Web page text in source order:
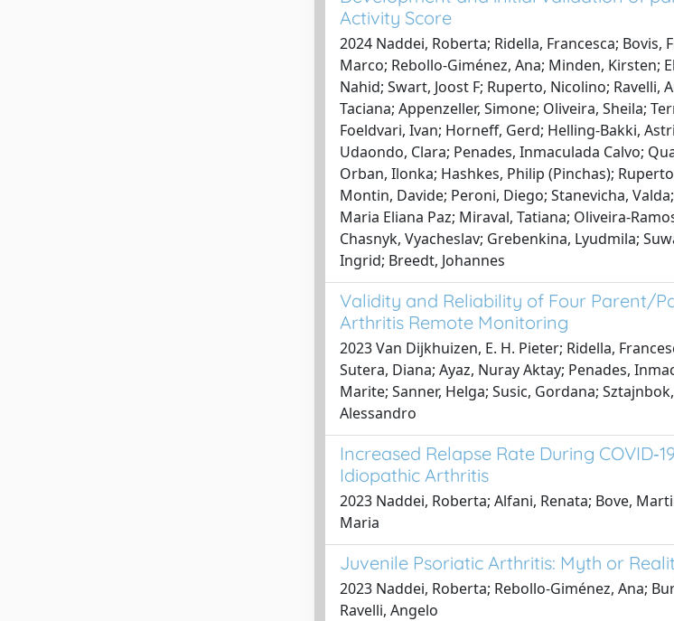
Activity Score
2024 Naddei, Roberta; Ridella, Francesca;
Marco; Rebollo-Giménez, Ana; Minden, Kirsten;
Nahid; Swart, Joost F; Ruperto, Nicolino; Ravelli,
Taciana; Appenzeller, Simone; Oliveira, Sheila;
Foeldvari, Ivan; Horneff, Gerd; Helling-Bakki,
Udaondo, Clara; Penades, Inmaculada Calvo;
Orban, Ilonka; Hashkes, Philip (Pinchas);
Montin, Davide; Peroni, Diego; Stanevicha,
Maria Eliana Paz; Miraval, Tatiana; Oliveira-
Chasnyk, Vyacheslav; Grebenkina, Lyudmila;
Ingrid; Breedt, Johannes
Validity and Reliability of Four Parent/
Arthritis Remote Monitoring
2023 Van Dijkhuizen, E. H. Pieter; Ridella,
Sutera, Diana; Ayaz, Nuray Aktay; Penades,
Marite; Sanner, Helga; Susic, Gordana;
Alessandro
Increased Relapse Rate During
Idiopathic Arthritis
2023 Naddei, Roberta; Alfani, Renata; Bove,
Maria
Juvenile Psoriatic Arthritis: Myth or
2023 Naddei, Roberta; Rebollo-Giménez, Ana;
Ravelli, Angelo